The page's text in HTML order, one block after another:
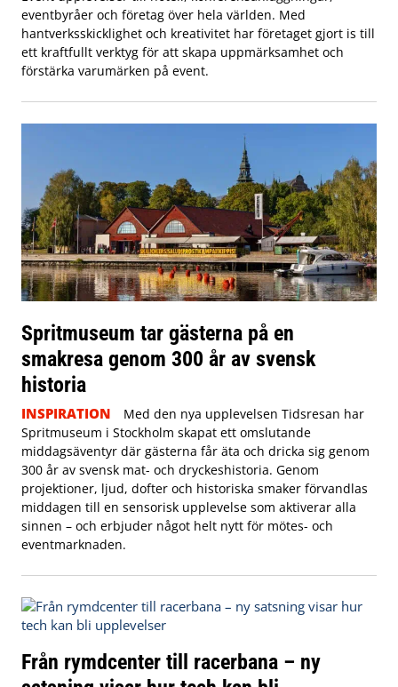
eventbyråer och företag över hela världen. Med
hantverksskicklighet och kreativitet har företaget gjort is till
ett kraftfullt verktyg för att skapa uppmärksamhet och
förstärka varumärken på event.
Spritmuseum tar gästerna på en
smakresa genom 300 år av svensk
historia
INSPIRATION
Med den nya upplevelsen Tidsresan har
Spritmuseum i Stockholm skapat ett omslutande
middagsäventyr där gästerna får äta och dricka sig genom
300 år av svensk mat- och dryckeshistoria. Genom
projektioner, ljud, dofter och historiska smaker förvandlas
middagen till en sensorisk upplevelse som aktiverar alla
sinnen – och erbjuder något helt nytt för mötes- och
eventmarknaden.
Från rymdcenter till racerbana – ny